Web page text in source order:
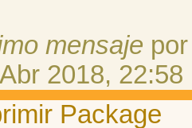
mensaje
2018, 22:58
Package